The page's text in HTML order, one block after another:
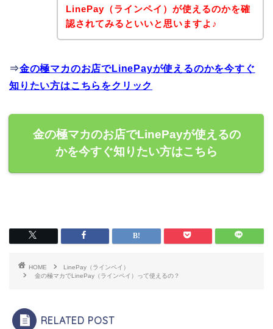
LinePay（ラインペイ）が使えるのかを確
認されてみるといいと思いますよ♪
⇒金の極マカのお店でLinePayが使えるのかを今すぐ
知りたい方はこちらをクリック
金の極マカのお店でLinePayが使えるの
かを今すぐ知りたい方はこちら
HOME
LinePay（ラインペイ）
金の極マカでLinePay（ラインペイ）って使えるの？
RELATED POST